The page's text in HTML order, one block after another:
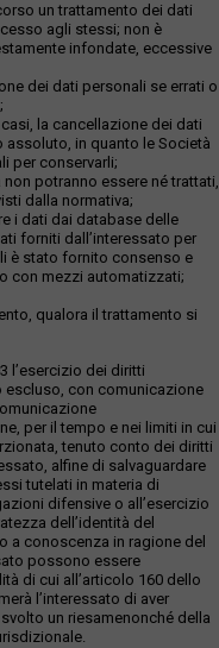
un trattamento dei dati
agli stessi; non è
infondate, eccessive
dei dati personali se errati o
la cancellazione dei dati
in quanto le Società
per conservarli;
potranno essere né trattati,
dalla normativa;
i dati dai database delle
forniti dall’interessato per
è stato fornito consenso e
con mezzi automatizzati;
qualora il trattamento si
l’esercizio dei diritti
escluso, con comunicazione
per il tempo e nei limiti in cui
tenuto conto dei diritti
alfine di salvaguardare
tutelati in materia di
difensive o all’esercizio
dell’identità del
a conoscenza in ragione del
possono essere
di cui all’articolo 160 dello
l’interessato di aver
un riesamenonché della